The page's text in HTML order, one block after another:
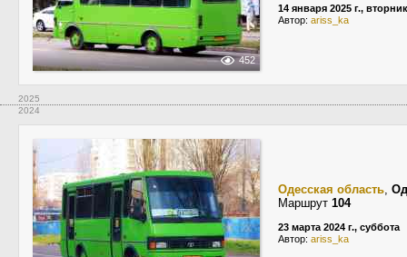
452
14 января 2025 г., вторник
Автор: ariss_ka
2025
2024
Одесская область,
Маршрут 104
23 марта 2024 г., суббота
Автор: ariss_ka